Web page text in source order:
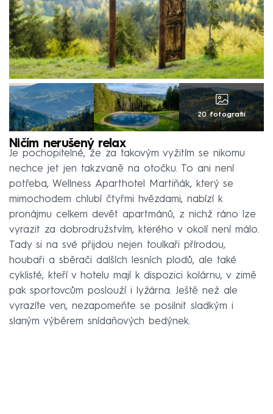
20 fotografií
Ničím nerušený relax
Je pochopitelné, že za takovým vyžitím se nikomu
nechce jet jen takzvaně na otočku. To ani není
potřeba, Wellness Aparthotel Martiňák, který se
mimochodem chlubí čtyřmi hvězdami, nabízí k
pronájmu celkem devět apartmánů, z nichž ráno lze
vyrazit za dobrodružstvím, kterého v okolí není málo.
Tady si na své přijdou nejen toulkaři přírodou,
houbaři a sběrači dalších lesních plodů, ale také
cyklisté, kteří v hotelu mají k dispozici kolárnu, v zimě
pak sportovcům poslouží i lyžárna. Ještě než ale
vyrazíte ven, nezapomeňte se posilnit sladkým i
slaným výběrem snídaňových bedýnek.